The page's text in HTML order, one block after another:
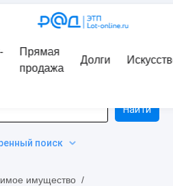
Прямая
продажа
Долги
поиск
Найти
имущество /